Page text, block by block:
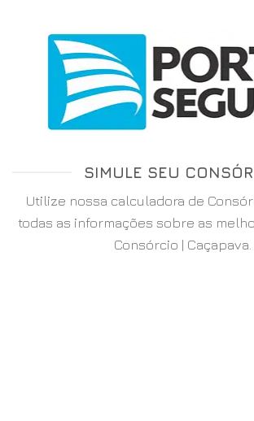
SIMULE SEU
Utilize nossa calculadora de
todas as informações sobre as
Consórcio | Caçapava.